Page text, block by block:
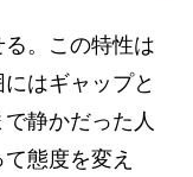
。この特性は
はギャップと
静かだった人
態度を変え